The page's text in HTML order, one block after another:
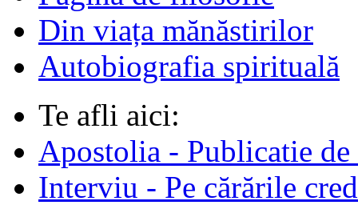
Din viața mănăstirilor
Autobiografia spirituală
Te afli aici:
Apostolia - Publicatie
Interviu - Pe cărările